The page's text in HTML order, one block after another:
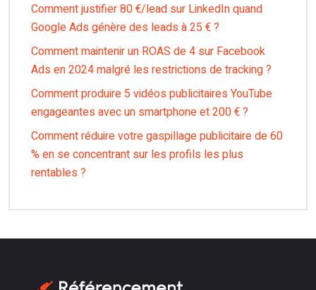
Comment justifier 80 €/lead sur LinkedIn quand
Google Ads génère des leads à 25 € ?
Comment maintenir un ROAS de 4 sur Facebook
Ads en 2024 malgré les restrictions de tracking ?
Comment produire 5 vidéos publicitaires YouTube
engageantes avec un smartphone et 200 € ?
Comment réduire votre gaspillage publicitaire de 60
% en se concentrant sur les profils les plus
rentables ?